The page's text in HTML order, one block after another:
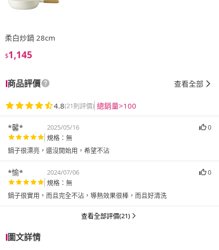
柔白炒鍋 28cm
$1,145
商品評價 查看全部
4.8(21則評價) 總銷量>100
*馨* 2025/05/16
0
規格：無
鍋子很漂亮，還沒開始用，希望不沾
*愉* 2024/07/06
0
規格：無
鍋子很實用，而且完全不沾，導熱效果很棒，而且好清洗
查看全部評價(21)
圖文詳情